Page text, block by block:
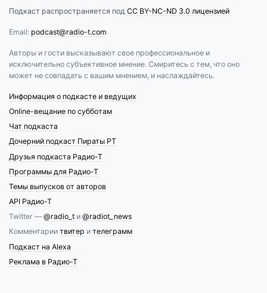
Подкаст распространяется под CC BY-NC-ND 3.0 лицензией
Email: podcast@radio-t.com
Авторы и гости высказывают свое профессиональное и
исключительно субъективное мнение. Смиритесь с тем, что оно
может не совпадать с вашим мнением, и наслаждайтесь.
Информация о подкасте и ведущих
Online-вещание по субботам
Чат подкаста
Дочерний подкаст Пираты РТ
Друзья подкаста Радио-Т
Программы для Радио-Т
Темы выпусков от авторов
API Радио-Т
Twitter —@radio_t и @radiot_news
Комментарии твитер и телеграмм
Подкаст на Alexa
Реклама в Радио-Т